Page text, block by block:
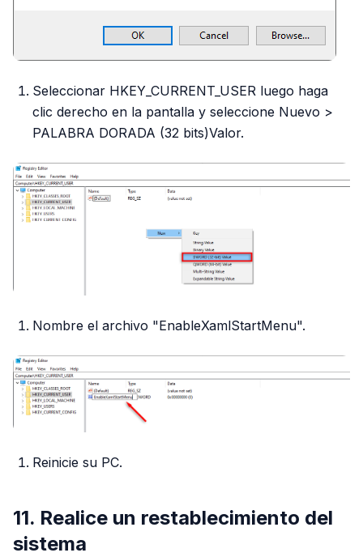
Seleccionar HKEY_CURRENT_USER luego haga
clic derecho en la pantalla y seleccione Nuevo >
PALABRA DORADA (32 bits)Valor.
Nombre el archivo "EnableXamlStartMenu".
Reinicie su PC.
11. Realice un restablecimiento del
sistema